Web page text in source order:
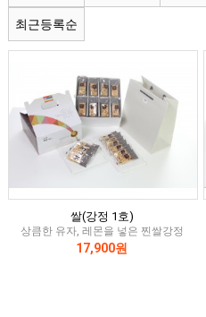
최근등록순
쌀(강정 1호)
상큼한 유자, 레몬을 넣은 찐쌀강정
17,900원